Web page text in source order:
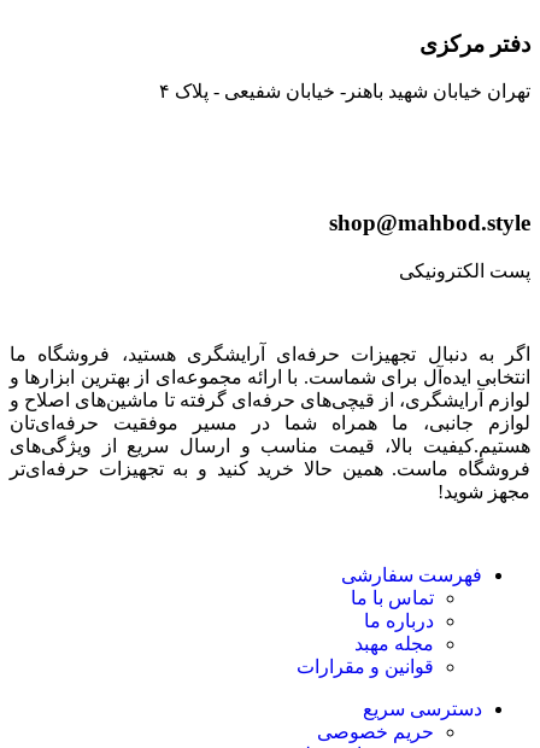
دفتر مرکزی
تهران خیابان شهید باهنر- خیابان شفیعی - پلاک ۴
shop@mahbod.style
پست الکترونیکی
اگر به دنبال تجهیزات حرفه‌ای آرایشگری هستید، فروشگاه ما
انتخابی ایده‌آل برای شماست. با ارائه مجموعه‌ای از بهترین ابزارها و
لوازم آرایشگری، از قیچی‌های حرفه‌ای گرفته تا ماشین‌های اصلاح و
لوازم جانبی، ما همراه شما در مسیر موفقیت حرفه‌ای‌تان
هستیم.کیفیت بالا، قیمت مناسب و ارسال سریع از ویژگی‌های
فروشگاه ماست. همین حالا خرید کنید و به تجهیزات حرفه‌ای‌تر
مجهز شوید!
فهرست سفارشی
تماس با ما
درباره ما
مجله مهبد
قوانین و مقرارات
دسترسی سریع
حریم خصوصی